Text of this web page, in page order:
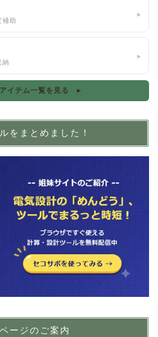
補助
▸
納
▸
イテム一覧を見る ▸
をまとめました！
ージのご案内